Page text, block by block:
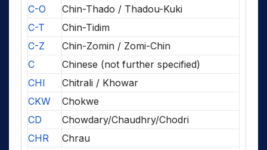
C-O
Chin-Thado / Thadou-Kuki
C-T
Chin-Tidim
C-Z
Chin-Zomin / Zomi-Chin
C
Chinese (not further specified)
CHI
Chitrali / Khowar
CKW
Chokwe
CD
Chowdary/Chaudhry/Chodri
CHR
Chrau